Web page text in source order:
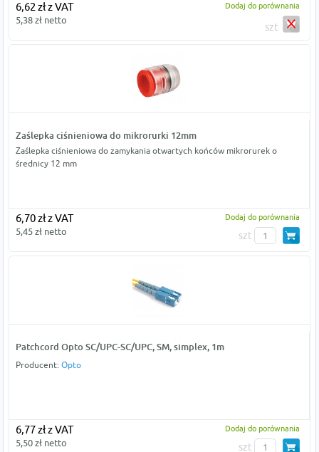
6,62 zł z VAT
5,38 zł netto
Dodaj do porównania
szt
Zaślepka ciśnieniowa do mikrorurki 12mm
Zaślepka ciśnieniowa do zamykania otwartych końców mikrorurek o
średnicy 12 mm
6,70 zł z VAT
5,45 zł netto
Dodaj do porównania
szt
Patchcord Opto SC/UPC-SC/UPC, SM, simplex, 1m
Producent: Opto
6,77 zł z VAT
5,50 zł netto
Dodaj do porównania
szt